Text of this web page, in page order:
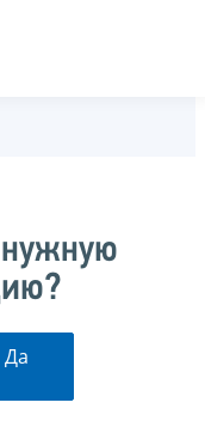
Да